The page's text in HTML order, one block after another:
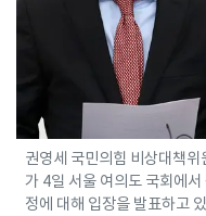
권영세 국민의힘 비상대책
가 4일 서울 여의도 국회에
정에 대해 입장을 발표하고